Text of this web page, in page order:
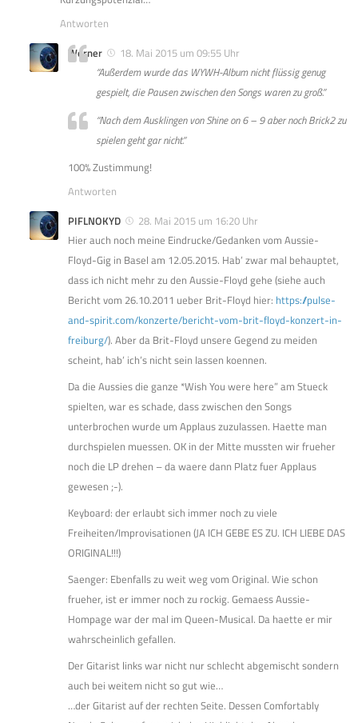
Antworten
Werner
18. Mai 2015 um 09:55 Uhr
“Außerdem wurde das WYWH-Album nicht flüssig genug
gespielt, die Pausen zwischen den Songs waren zu groß.”
“Nach dem Ausklingen von Shine on 6 – 9 aber noch Brick2 zu
spielen geht gar nicht.”
100% Zustimmung!
Antworten
PIFLNOKYD
28. Mai 2015 um 16:20 Uhr
Hier auch noch meine Eindrucke/Gedanken vom Aussie-
Floyd-Gig in Basel am 12.05.2015. Hab’ zwar mal behauptet,
dass ich nicht mehr zu den Aussie-Floyd gehe (siehe auch
Bericht vom 26.10.2011 ueber Brit-Floyd hier: https://pulse-
and-spirit.com/konzerte/bericht-vom-brit-floyd-konzert-in-
freiburg/). Aber da Brit-Floyd unsere Gegend zu meiden
scheint, hab’ ich’s nicht sein lassen koennen.
Da die Aussies die ganze *Wish You were here” am Stueck
spielten, war es schade, dass zwischen den Songs
unterbrochen wurde um Applaus zuzulassen. Haette man
durchspielen muessen. OK in der Mitte mussten wir frueher
noch die LP drehen – da waere dann Platz fuer Applaus
gewesen ;-).
Keyboard: der erlaubt sich immer noch zu viele
Freiheiten/Improvisationen (JA ICH GEBE ES ZU. ICH LIEBE DAS
ORIGINAL!!!)
Saenger: Ebenfalls zu weit weg vom Original. Wie schon
frueher, ist er immer noch zu rockig. Gemaess Aussie-
Hompage war der mal im Queen-Musical. Da haette er mir
wahrscheinlich gefallen.
Der Gitarist links war nicht nur schlecht abgemischt sondern
auch bei weitem nicht so gut wie…
…der Gitarist auf der rechten Seite. Dessen Comfortably